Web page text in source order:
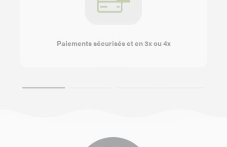
Paiements sécurisés et en 3x ou 4x